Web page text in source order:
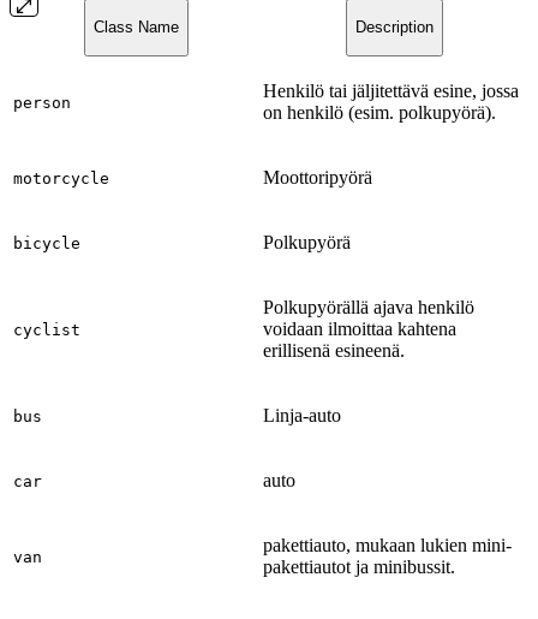
Class Name Description
person
Henkilö tai jäljitettävä esine, jossa
on henkilö (esim. polkupyörä).
motorcycle Moottoripyörä
bicycle Polkupyörä
cyclist
Polkupyörällä ajava henkilö
voidaan ilmoittaa kahtena
erillisenä esineenä.
bus Linja-auto
car auto
van
pakettiauto, mukaan lukien mini-
pakettiautot ja minibussit.